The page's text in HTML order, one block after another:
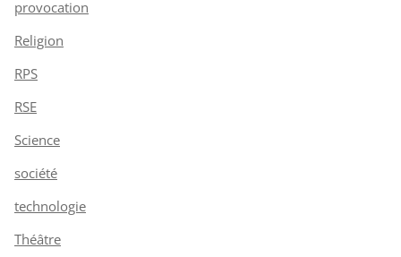
provocation
Religion
RPS
RSE
Science
société
technologie
Théâtre